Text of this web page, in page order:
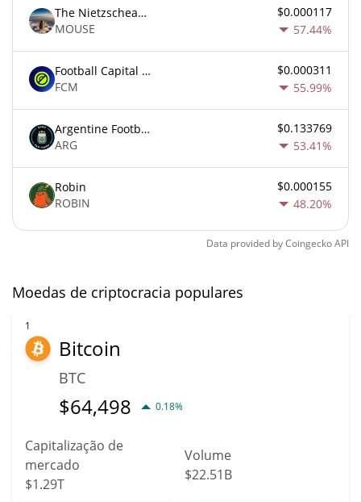
The Nietzschean Mouse
MOUSE
$0.000117
57.44%
Football Capital Markets
FCM
$0.000311
55.99%
Argentine Football Association Fan Token
ARG
$0.133769
53.41%
Robin
ROBIN
$0.000155
48.20%
Data provided byCoingeckoAPI
Moedas de criptocracia populares
1
Bitcoin
BTC
$64,498 0.18%
Capitalização de
mercado
$1.29T
Volume
$22.51B